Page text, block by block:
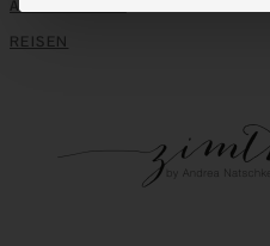
ALLE REZEPTE
REISEN